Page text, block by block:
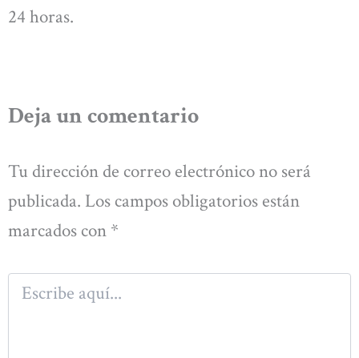
24 horas.
Deja un comentario
Tu dirección de correo electrónico no será
publicada. Los campos obligatorios están
marcados con *
Escribe
aquí...